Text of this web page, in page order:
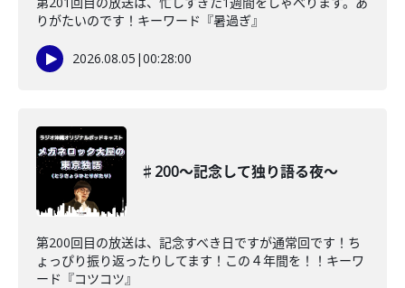
りがたいのです！キーワード『暑過ぎ』
2026.08.05 |00:28:00
♯200〜記念して独り語る夜〜
第200回目の放送は、記念すべき日ですが通常回です！ち
ょっぴり振り返ったりしてます！この４年間を！！キーワ
ード『コツコツ』